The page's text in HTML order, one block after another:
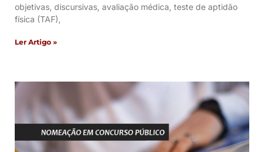
objetivas, discursivas, avaliação médica, teste de aptidão
física (TAF),
Ler Artigo »